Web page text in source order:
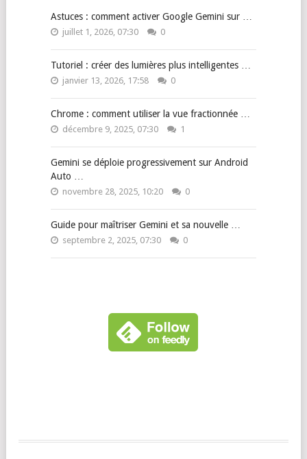
Astuces : comment activer Google Gemini sur …
juillet 1, 2026, 07:30 0
Tutoriel : créer des lumières plus intelligentes …
janvier 13, 2026, 17:58 0
Chrome : comment utiliser la vue fractionnée …
décembre 9, 2025, 07:30 1
Gemini se déploie progressivement sur Android
Auto …
novembre 28, 2025, 10:20 0
Guide pour maîtriser Gemini et sa nouvelle …
septembre 2, 2025, 07:30 0